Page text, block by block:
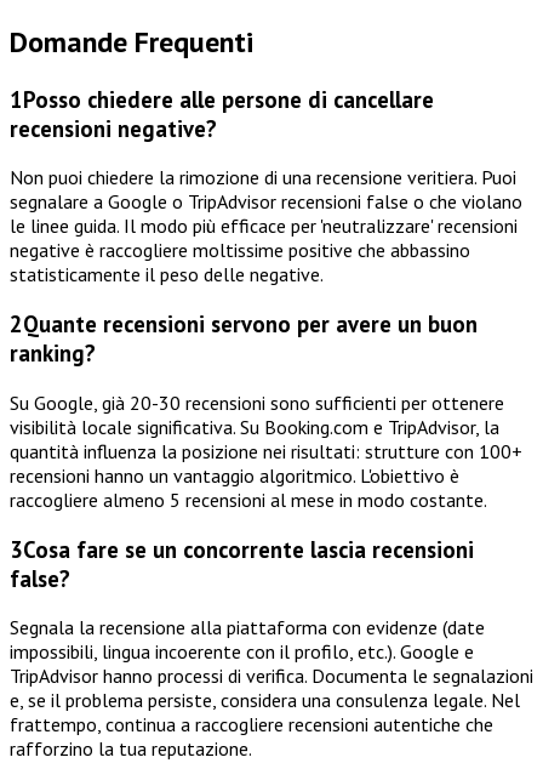
Domande Frequenti
1Posso chiedere alle persone di cancellare
recensioni negative?
Non puoi chiedere la rimozione di una recensione veritiera. Puoi
segnalare a Google o TripAdvisor recensioni false o che violano
le linee guida. Il modo più efficace per 'neutralizzare' recensioni
negative è raccogliere moltissime positive che abbassino
statisticamente il peso delle negative.
2Quante recensioni servono per avere un buon
ranking?
Su Google, già 20-30 recensioni sono sufficienti per ottenere
visibilità locale significativa. Su Booking.com e TripAdvisor, la
quantità influenza la posizione nei risultati: strutture con 100+
recensioni hanno un vantaggio algoritmico. L'obiettivo è
raccogliere almeno 5 recensioni al mese in modo costante.
3Cosa fare se un concorrente lascia recensioni
false?
Segnala la recensione alla piattaforma con evidenze (date
impossibili, lingua incoerente con il profilo, etc.). Google e
TripAdvisor hanno processi di verifica. Documenta le segnalazioni
e, se il problema persiste, considera una consulenza legale. Nel
frattempo, continua a raccogliere recensioni autentiche che
rafforzino la tua reputazione.